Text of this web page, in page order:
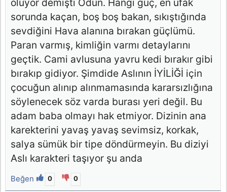
oluyor demişti Odun. Hangi güç, en ufak
sorunda kaçan, boş boş bakan, sıkıştığında
sevdiğini Hava alanına bırakan güçlümü.
Paran varmış, kimliğin varmı detaylarını
geçtik. Cami avlusuna yavru kedi bırakır gibi
bırakıp gidiyor. Şimdide Aslının İYİLİĞİ için
çocuğun alınıp alınmamasında kararsızlığına
söylenecek söz varda burası yeri değil. Bu
adam baba olmayı hak etmiyor. Dizinin ana
karekterini yavaş yavaş sevimsiz, korkak,
salya sümük bir tipe döndürmeyin. Bu diziyi
Aslı karakteri taşıyor şu anda
Beğen 0 0